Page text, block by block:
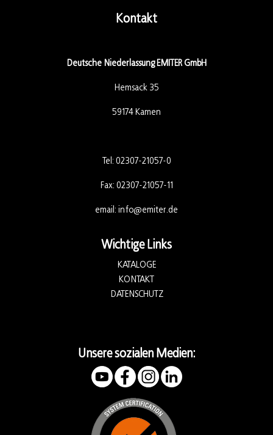
Kontakt
Deutsche Niederlassung EMITER GmbH
Hemsack 35
59174 Kamen
Tel: 02307-21057-0
Fax: 02307-21057-11
email: info@emiter.de
Wichtige Links
KATALOGE
KONTAKT
DATENSCHUTZ
Unsere sozialen Medien: